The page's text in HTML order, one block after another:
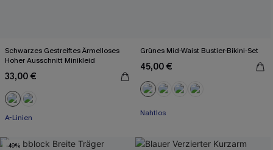
Schwarzes Gestreiftes Ärmelloses
Hoher Ausschnitt Minikleid
33,00 €
A-Linien
Grünes Mid-Waist Bustier-Bikini-Set
45,00 €
Mit Gratis-Maßband
-49%